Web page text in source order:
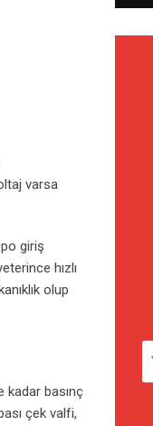
varsa
giriş
hızlı
olup
kadar basınç
çek valfi,